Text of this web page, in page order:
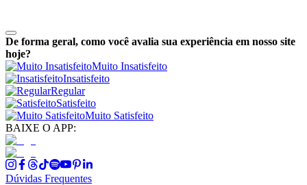
De forma geral, como você avalia sua experiência em nosso site
hoje?
Muito Insatisfeito
Insatisfeito
Regular
Satisfeito
Muito Satisfeito
BAIXE O APP:
Dúvidas Frequentes